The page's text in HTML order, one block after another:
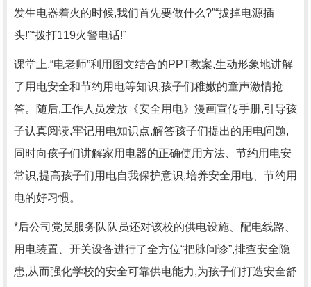
发生电器着火的时候,我们首先要做什么?”“拔掉电源插
头!”“拨打119火警电话!”
课堂上,“电老师”利用图文结合的PPT教案,生动形象地讲解
了用电安全和节约用电等知识,孩子们稚嫩的童声激情抢
答。随后,工作人员发放《安全用电》漫画宣传手册,引导孩
子认真阅读,牢记用电知识点,解答孩子们提出的用电问题,
同时向孩子们讲解家用电器的正确使用方法、节约用电安
常识,提高孩子们用电自我保护意识,培养安全用电、节约用
电的好习惯。
*后公司党员服务队队员还对该校的供电设施、配电线路、
用电装置、开关设备进行了全方位“把脉问诊”,排查安全隐
患,从而强化学校的安全可靠供电能力,为孩子们打造安全舒